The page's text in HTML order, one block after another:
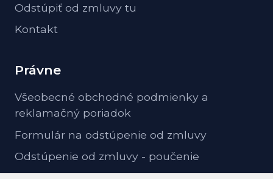
Odstúpiť od zmluvy tu
Kontakt
Právne
Všeobecné obchodné podmienky a
reklamačný poriadok
Formulár na odstúpenie od zmluvy
Odstúpenie od zmluvy - poučenie